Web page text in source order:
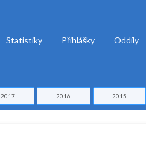
Statistiky Přihlášky Oddíly
2017 2016 2015